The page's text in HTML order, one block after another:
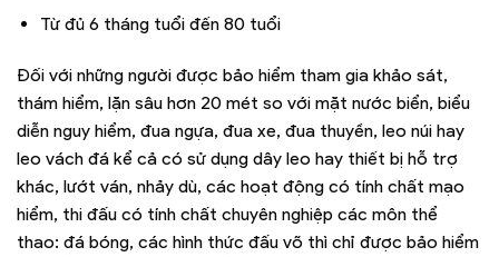
Từ đủ 6 tháng tuổi đến 80 tuổi
Đối với những người được bảo hiểm tham gia khảo sát,
thám hiểm, lặn sâu hơn 20 mét so với mặt nước biển, biểu
diễn nguy hiểm, đua ngựa, đua xe, đua thuyền, leo núi hay
leo vách đá kể cả có sử dụng dây leo hay thiết bị hỗ trợ
khác, lướt ván, nhảy dù, các hoạt động có tính chất mạo
hiểm, thi đấu có tính chất chuyên nghiệp các môn thể
thao: đá bóng, các hình thức đấu võ thì chỉ được bảo hiểm